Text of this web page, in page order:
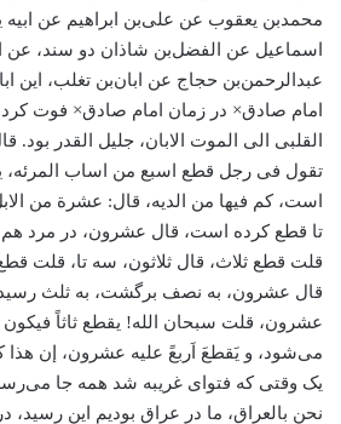
محمد‌بن یعقوب عن علی‌بن ابراهیم عن
اسماعیل عن الفضل‌بن شاذان دو سند، عن
عبدالرحمن‌بن حجاج عن ابان‌بن تغلب، این
امام صادق× در زمان امام صادق× فوت
القلبی الی الموت الابان، جلیل القدر بود.
تقول فی رجل قطع اسبع من اساب
است، کم فیها من الدیه، قال: عشرة من
تا قطع کرده است، قال عشرون، در مرد
قلت قطع ثلاث، قال ثلاثون، سه تا، قلت قطع
قال عشرون، به نصف برگشت، به ثلث
عشرون، قلت سبحان الله! یقطع ثاثاً فیکون
می‌شود، و یَقطعَ اَربعً علیه عشرون، إن هذا
یک وقتی که فتوای غریبه شد همه جا
نحن بالعراق، ما در عراق بودیم این رسید،